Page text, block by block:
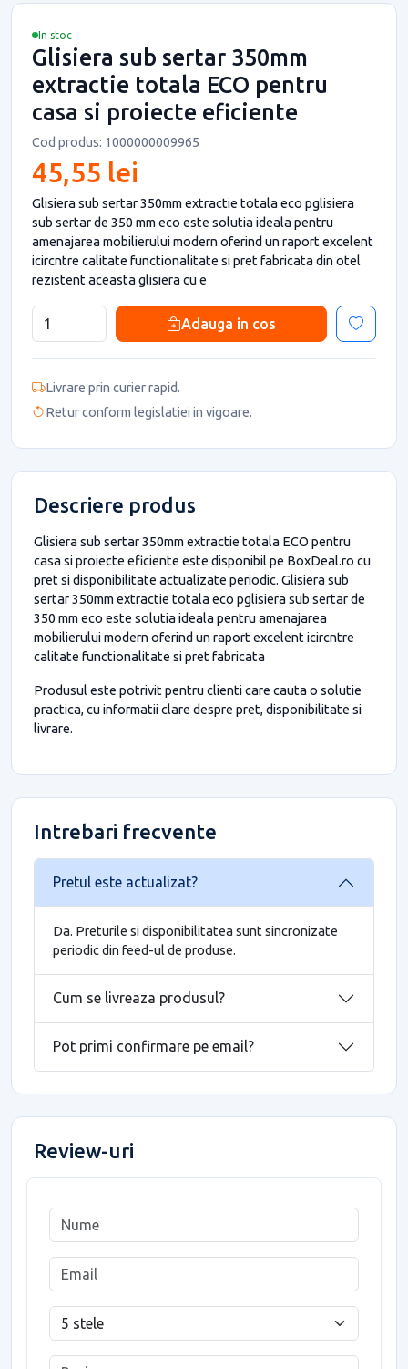
In stoc
Glisiera sub sertar 350mm
extractie totala ECO pentru
casa si proiecte eficiente
Cod produs: 1000000009965
45,55 lei
Glisiera sub sertar 350mm extractie totala eco pglisiera
sub sertar de 350 mm eco este solutia ideala pentru
amenajarea mobilierului modern oferind un raport excelent
icircntre calitate functionalitate si pret fabricata din otel
rezistent aceasta glisiera cu e
Adauga in cos
Livrare prin curier rapid.
Retur conform legislatiei in vigoare.
Descriere produs
Glisiera sub sertar 350mm extractie totala ECO pentru
casa si proiecte eficiente este disponibil pe BoxDeal.ro cu
pret si disponibilitate actualizate periodic. Glisiera sub
sertar 350mm extractie totala eco pglisiera sub sertar de
350 mm eco este solutia ideala pentru amenajarea
mobilierului modern oferind un raport excelent icircntre
calitate functionalitate si pret fabricata
Produsul este potrivit pentru clienti care cauta o solutie
practica, cu informatii clare despre pret, disponibilitate si
livrare.
Intrebari frecvente
Pretul este actualizat?
Da. Preturile si disponibilitatea sunt sincronizate
periodic din feed-ul de produse.
Cum se livreaza produsul?
Pot primi confirmare pe email?
Review-uri